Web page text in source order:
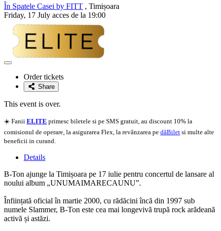
În Spatele Casei by FITT , Timișoara
Friday, 17 July acces de la 19:00
Adaugă
favoriteOrder tickets
Share
This event is over.
☀️ Fanii ELITE primesc biletele si pe SMS gratuit, au discount 10% la
comisionul de operare, la asigurarea Flex, la revânzarea pe dăBilet si multe alte
beneficii in curand.
Details
B-Ton ajunge la Timișoara pe 17 iulie pentru concertul de lansare al
noului album „UNUMAIMARECAUNU”.
Înființată oficial în martie 2000, cu rădăcini încă din 1997 sub
numele Slammer, B-Ton este cea mai longevivă trupă rock arădeană
activă și astăzi.